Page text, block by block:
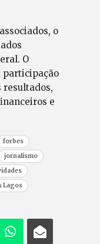
o
O
participação
resultados,
e
forbes
jornalismo
Lagos